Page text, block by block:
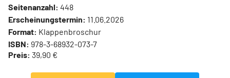
Seitenanzahl: 448
Erscheinungstermin: 11.06.2026
Format: Klappenbroschur
ISBN: 978-3-68932-073-7
Preis: 39,90 €